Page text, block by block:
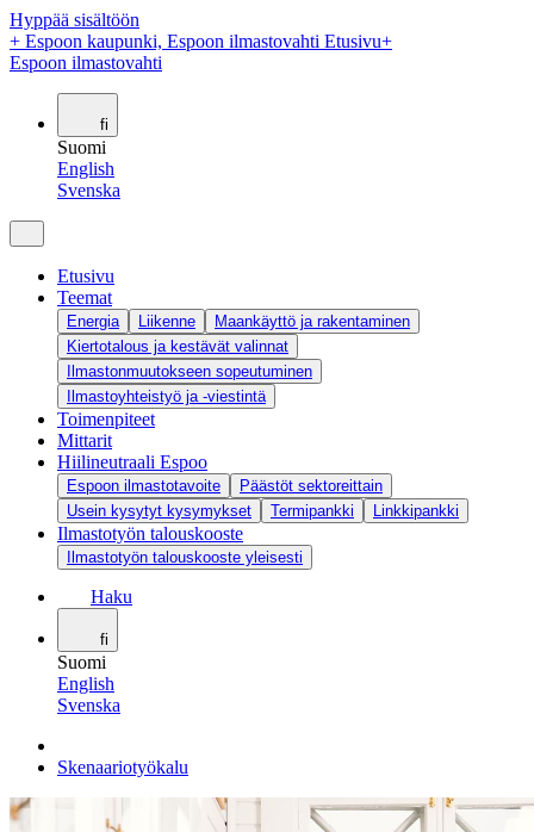
Hyppää sisältöön
+ Espoon kaupunki, Espoon ilmastovahti Etusivu+
Espoon ilmastovahti
fi
Suomi
English
Svenska
Etusivu
Teemat
Energia Liikenne
Maankäyttö ja rakentaminen
Kiertotalous ja kestävät valinnat
Ilmastonmuutokseen sopeutuminen
Ilmastoyhteistyö ja -viestintä
Toimenpiteet
Mittarit
Hiilineutraali Espoo
Espoon ilmastotavoite
Päästöt sektoreittain
Usein kysytyt kysymykset
Termipankki Linkkipankki
Ilmastotyön talouskooste
Ilmastotyön talouskooste yleisesti
Haku
fi
Suomi
English
Svenska
Skenaariotyökalu